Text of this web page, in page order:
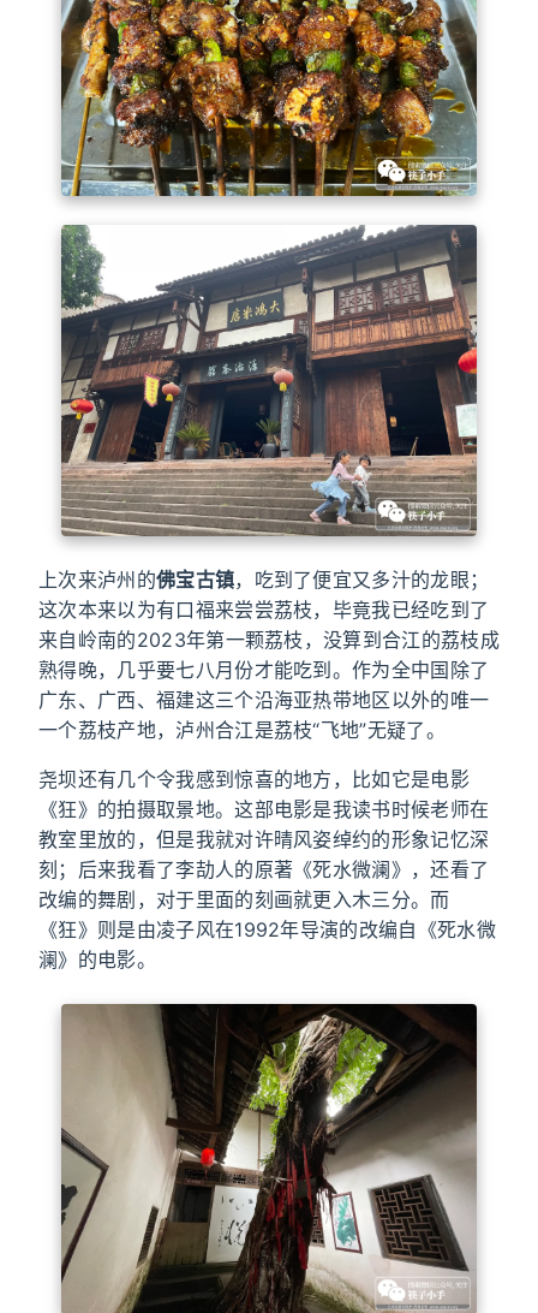
上次来泸州的佛宝古镇，吃到了便宜又多汁的龙眼；
这次本来以为有口福来尝尝荔枝，毕竟我已经吃到了
来自岭南的2023年第一颗荔枝，没算到合江的荔枝成
熟得晚，几乎要七八月份才能吃到。作为全中国除了
广东、广西、福建这三个沿海亚热带地区以外的唯一
一个荔枝产地，泸州合江是荔枝“飞地”无疑了。
尧坝还有几个令我感到惊喜的地方，比如它是电影
《狂》的拍摄取景地。这部电影是我读书时候老师在
教室里放的，但是我就对许晴风姿绰约的形象记忆深
刻；后来我看了李劼人的原著《死水微澜》，还看了
改编的舞剧，对于里面的刻画就更入木三分。而
《狂》则是由凌子风在1992年导演的改编自《死水微
澜》的电影。